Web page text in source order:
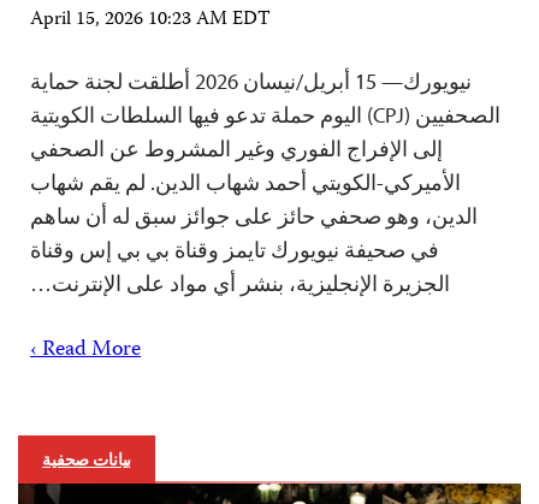
April 15, 2026 10:23 AM EDT
نيويورك— 15 أبريل/نيسان 2026 أطلقت لجنة حماية
الصحفيين (CPJ) اليوم حملة تدعو فيها السلطات الكويتية
إلى الإفراج الفوري وغير المشروط عن الصحفي
الأميركي-الكويتي أحمد شهاب الدين. لم يقم شهاب
الدين، وهو صحفي حائز على جوائز سبق له أن ساهم
في صحيفة نيويورك تايمز وقناة بي بي إس وقناة
الجزيرة الإنجليزية، بنشر أي مواد على الإنترنت…
Read More ›
بيانات صحفية